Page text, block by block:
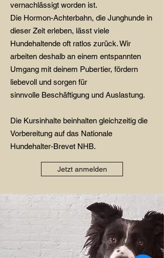
vernachlässigt worden ist.
Die Hormon-Achterbahn, die Junghunde in
dieser Zeit erleben, lässt viele
Hundehaltende oft ratlos zurück. Wir
arbeiten deshalb an einem entspannten
Umgang mit deinem Pubertier, fördern
liebevoll und sorgen für
sinnvolle Beschäftigung und Auslastung.
Die Kursinhalte beinhalten gleichzeitig die
Vorbereitung auf das Nationale
Hundehalter-Brevet NHB.
Jetzt anmelden